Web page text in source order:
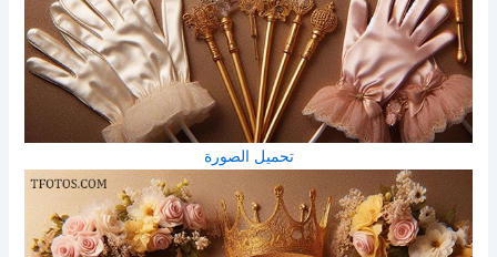
تحميل الصورة